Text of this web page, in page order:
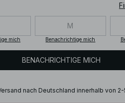
mich
M
Benachrichtige mich
BENACHRICHTIGE MICH
nach Deutschland innerhalb von